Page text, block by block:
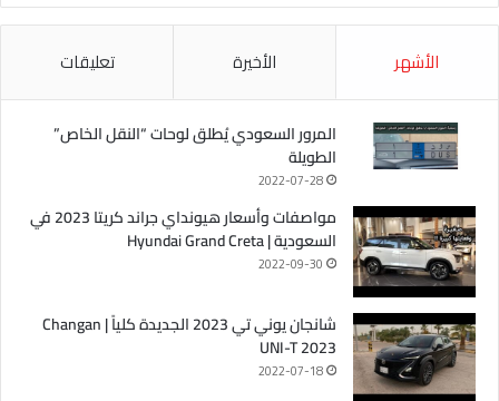
الأشهر الأخيرة تعليقات
المرور السعودي يُطلق لوحات “النقل الخاص”
الطويلة
2022-07-28
مواصفات وأسعار هيونداي جراند كريتا 2023 في
السعودية | Hyundai Grand Creta
2022-09-30
شانجان يوني تي 2023 الجديدة كلياً | Changan
UNI-T 2023
2022-07-18